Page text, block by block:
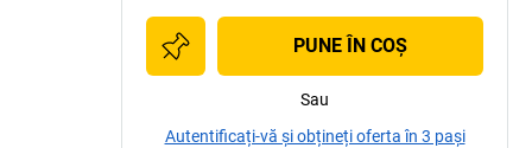
PUNE ÎN COŞ
Sau
Autentificați-vă și obțineți oferta în 3 pași